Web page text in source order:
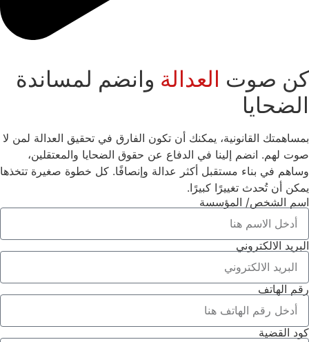
كن صوت العدالة وانضم لمساندة
الضحايا
بمساهمتك القانونية، يمكنك أن تكون الفارق في تحقيق العدالة لمن لا
صوت لهم. انضم إلينا في الدفاع عن حقوق الضحايا والمعتقلين،
وساهم في بناء مستقبل أكثر عدالة وإنصافًا. كل خطوة صغيرة تتخذها
يمكن أن تُحدث تغييرًا كبيرًا.
اسم الشخص/ المؤسسة
البريد الالكتروني
رقم الهاتف
كود القضية